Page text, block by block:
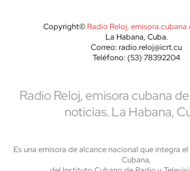
Copyright© Radio Reloj, emisora
La Habana, Cuba.
Correo: radio.reloj@icrt.cu
Teléfono: (53) 78392204
Radio Reloj, emisora cubana
noticias. La Habana,
Es una emisora de alcance nacional que integra
Cubana,